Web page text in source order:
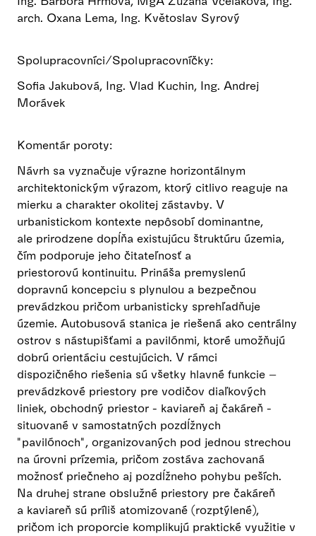
arch. Oxana Lema, Ing. Květoslav Syrový
Spolupracovníci/Spolupracovníčky:
Sofia Jakubová, Ing. Vlad Kuchin, Ing. Andrej
Morávek
Komentár poroty:
Návrh sa vyznačuje výrazne horizontálnym
architektonickým výrazom, ktorý citlivo reaguje na
mierku a charakter okolitej zástavby. V
urbanistickom kontexte nepôsobí dominantne,
ale prirodzene dopĺňa existujúcu štruktúru územia,
čím podporuje jeho čitateľnosť a
priestorovú kontinuitu. Prináša premyslenú
dopravnú koncepciu s plynulou a bezpečnou
prevádzkou pričom urbanisticky sprehľadňuje
územie. Autobusová stanica je riešená ako centrálny
ostrov s nástupišťami a pavilónmi, ktoré umožňujú
dobrú orientáciu cestujúcich. V rámci
dispozičného riešenia sú všetky hlavné funkcie –
prevádzkové priestory pre vodičov diaľkových
liniek, obchodný priestor - kaviareň aj čakáreň -
situované v samostatných pozdĺžnych
"pavilónoch", organizovaných pod jednou strechou
na úrovni prízemia, pričom zostáva zachovaná
možnosť priečneho aj pozdĺžneho pohybu peších.
Na druhej strane obslužné priestory pre čakáreň
a kaviareň sú príliš atomizované (rozptýlené),
pričom ich proporcie komplikujú praktické využitie v